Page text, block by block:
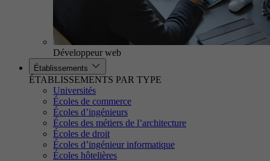
Développeur web
Établissements
ÉTABLISSEMENTS PAR TYPE
Universités
Écoles de commerce
Écoles d’ingénieurs
Écoles des métiers de l’architecture
Écoles de droit
Écoles d’ingénieur informatique
Écoles hôtelières